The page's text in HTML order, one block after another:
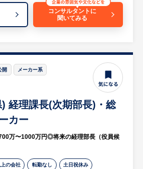
能率最適操業条件の検討
ロセス・設備・システムの改造およ
検討
面談時にお伝えします
求人担当コメント】
仕事の魅力・モノづくりの面白さ】
世界最高水準の技術力を誇る大手鉄
ーとして、自動車や建築、家電、エ
など多彩な産業を支える鉄鋼製品を
ています。製造技術エンジニアは、製
ち上げなど、最先端の技術開発を主
コンサルタントに
聞いてみる
開 メーカー系
経理課長(次期部長)・総
カー
万〜1000万円◎将来の経理部長（役員候
の会社 転勤なし 土日祝休み